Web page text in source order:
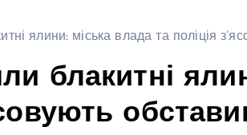
ялини: міська влада та поліція
блакитні